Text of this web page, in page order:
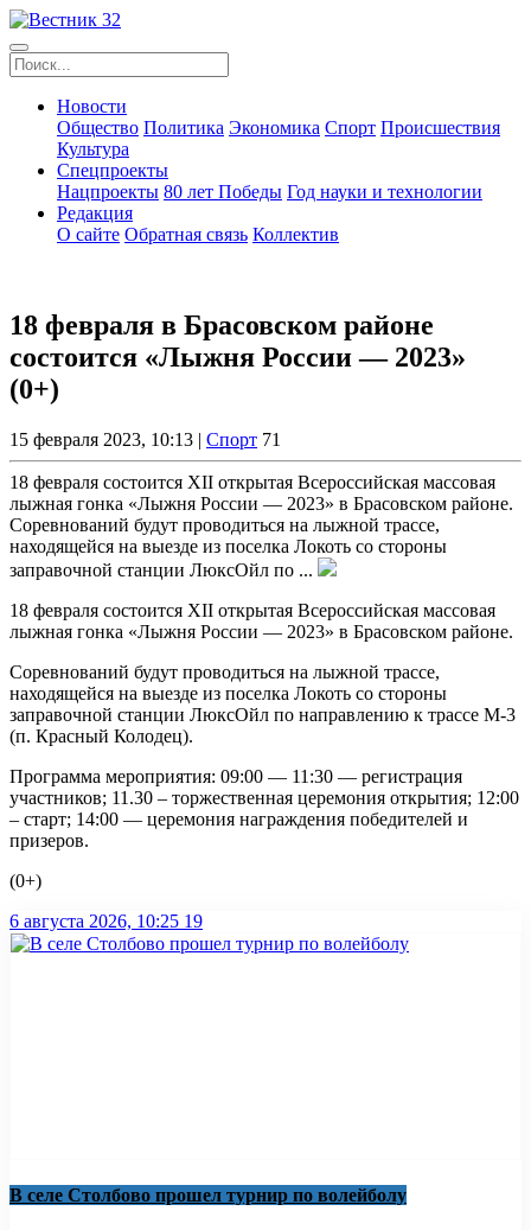
Новости
Общество Политика Экономика Спорт Происшествия
Культура
Спецпроекты
Нацпроекты 80 лет Победы Год науки и технологии
Редакция
О сайте Обратная связь Коллектив
18 февраля в Брасовском районе
состоится «Лыжня России — 2023»
(0+)
15 февраля 2023, 10:13 | Спорт 71
18 февраля состоится XII открытая Всероссийская массовая
лыжная гонка «Лыжня России — 2023» в Брасовском районе.
Соревнований будут проводиться на лыжной трассе,
находящейся на выезде из поселка Локоть со стороны
заправочной станции ЛюксОйл по ...
18 февраля состоится XII открытая Всероссийская массовая
лыжная гонка «Лыжня России — 2023» в Брасовском районе.
Соревнований будут проводиться на лыжной трассе,
находящейся на выезде из поселка Локоть со стороны
заправочной станции ЛюксОйл по направлению к трассе М-3
(п. Красный Колодец).
Программа мероприятия: 09:00 — 11:30 — регистрация
участников; 11.30 – торжественная церемония открытия; 12:00
– старт; 14:00 — церемония награждения победителей и
призеров.
(0+)
6 августа 2026, 10:25 19
В селе Столбово прошел турнир по волейболу